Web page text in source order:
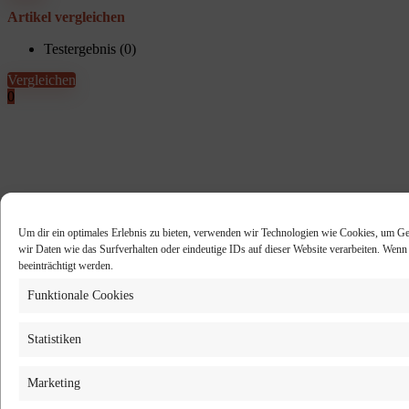
Um dir ein optimales Erlebnis zu bieten, verwenden wir Technologien wie Cookies, um
wir Daten wie das Surfverhalten oder eindeutige IDs auf dieser Website verarbeiten.
beeinträchtigt werden.
Funktionale Cookies
Statistiken
Marketing
Artikel vergleichen
Testergebnis (0)
Vergleichen
0